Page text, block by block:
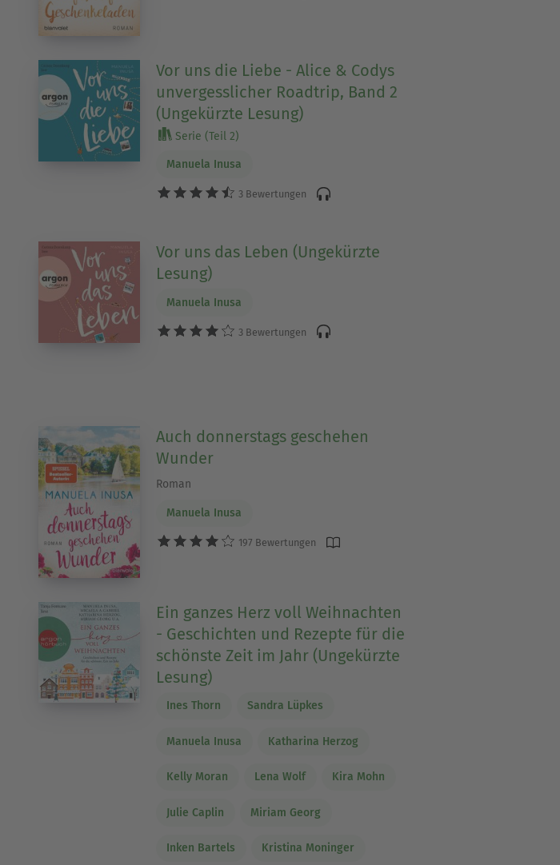
Vor uns die Liebe - Alice & Codys
unvergesslicher Roadtrip, Band 2
(Ungekürzte Lesung)
Serie (Teil 2)
Manuela Inusa
3 Bewertungen
Vor uns das Leben (Ungekürzte
Lesung)
Manuela Inusa
3 Bewertungen
Auch donnerstags geschehen
Wunder
Roman
Manuela Inusa
197 Bewertungen
Ein ganzes Herz voll Weihnachten
- Geschichten und Rezepte für die
schönste Zeit im Jahr (Ungekürzte
Lesung)
Ines Thorn Sandra Lüpkes
Manuela Inusa Katharina Herzog
Kelly Moran Lena Wolf Kira Mohn
Julie Caplin Miriam Georg
Inken Bartels Kristina Moninger